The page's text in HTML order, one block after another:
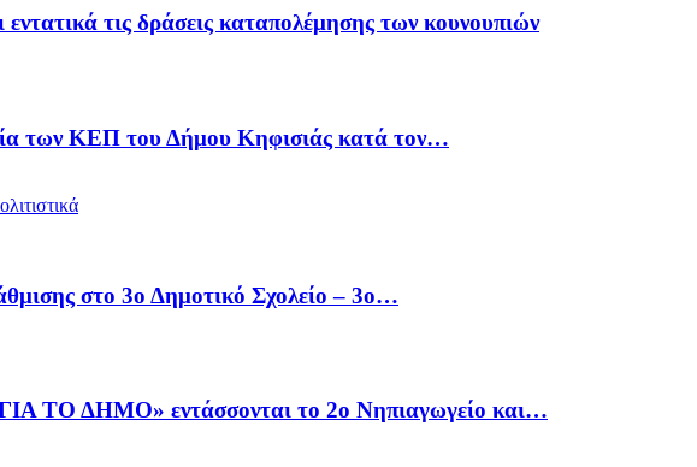
τις δράσεις καταπολέμησης των κουνουπιών
των ΚΕΠ του Δήμου Κηφισιάς κατά τον…
στο 3ο Δημοτικό Σχολείο – 3ο…
ΤΟ ΔΗΜΟ» εντάσσονται το 2ο Νηπιαγωγείο και…